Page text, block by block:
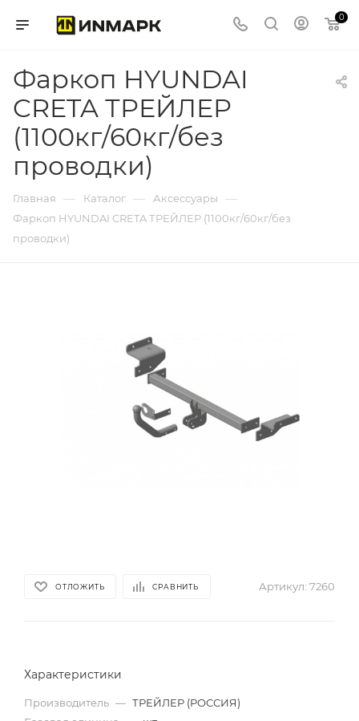
0
Фаркоп HYUNDAI
CRETA ТРЕЙЛЕР
(1100кг/60кг/без
проводки)
Главная — Каталог — Аксессуары —
Фаркоп HYUNDAI CRETA ТРЕЙЛЕР (1100кг/60кг/без
проводки)
ОТЛОЖИТЬ СРАВНИТЬ Артикул: 7260
Характеристики
Производитель — ТРЕЙЛЕР (РОССИЯ)